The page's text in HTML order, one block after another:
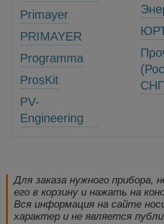
Primayer
PRIMAYER
Programma
ProsKit
PV-
Engineering
Для заказа нужного прибора,
его в корзину и нажать на
Вся информация на сайте
характер и не является